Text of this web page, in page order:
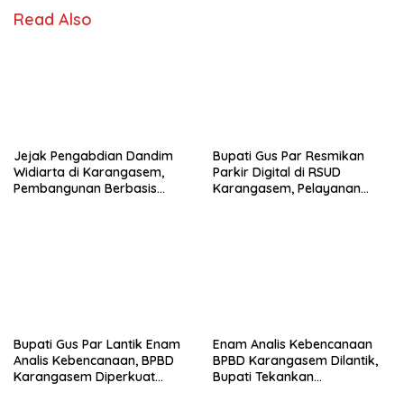
Read Also
Jejak Pengabdian Dandim
Widiarta di Karangasem,
Pembangunan Berbasis
Bupati Gus Par Resmikan
Parkir Digital di RSUD
Karangasem, Pelayanan
Bupati Gus Par Lantik Enam
Analis Kebencanaan, BPBD
Karangasem Diperkuat
Enam Analis Kebencanaan
BPBD Karangasem Dilantik,
Bupati Tekankan